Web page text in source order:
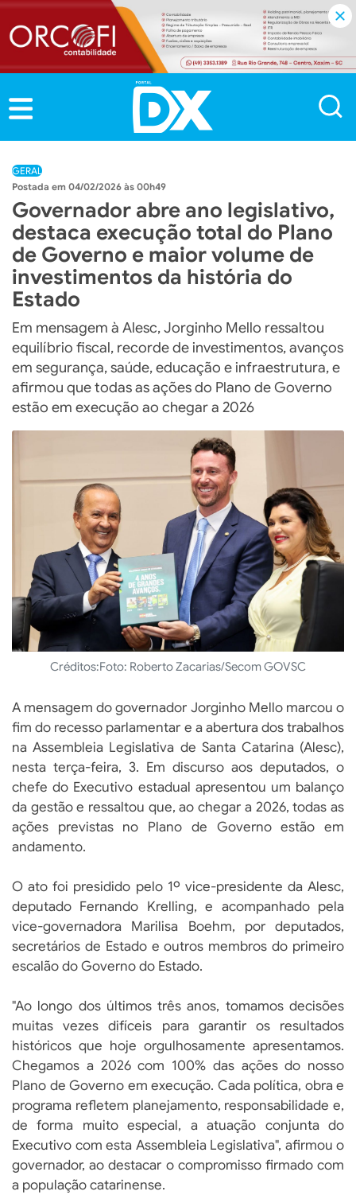
GERAL
04/02/2026 às 00h49
Governador abre ano legislativo,
destaca execução total do Plano
de Governo e maior volume de
investimentos da história do
Estado
Em mensagem à Alesc, Jorginho Mello ressaltou
equilíbrio fiscal, recorde de investimentos, avanços
em segurança, saúde, educação e infraestrutura, e
afirmou que todas as ações do Plano de Governo
estão em execução ao chegar a 2026
Créditos:Foto: Roberto Zacarias/Secom GOVSC
A mensagem do governador Jorginho Mello marcou o
fim do recesso parlamentar e a abertura dos trabalhos
na Assembleia Legislativa de Santa Catarina (Alesc),
nesta terça-feira, 3. Em discurso aos deputados, o
chefe do Executivo estadual apresentou um balanço
da gestão e ressaltou que, ao chegar a 2026, todas as
ações previstas no Plano de Governo estão em
andamento.
O ato foi presidido pelo 1º vice-presidente da Alesc,
deputado Fernando Krelling, e acompanhado pela
vice-governadora Marilisa Boehm, por deputados,
secretários de Estado e outros membros do primeiro
escalão do Governo do Estado.
"Ao longo dos últimos três anos, tomamos decisões
muitas vezes difíceis para garantir os resultados
históricos que hoje orgulhosamente apresentamos.
Chegamos a 2026 com 100% das ações do nosso
Plano de Governo em execução. Cada política, obra e
programa refletem planejamento, responsabilidade e,
de forma muito especial, a atuação conjunta do
Executivo com esta Assembleia Legislativa", afirmou o
governador, ao destacar o compromisso firmado com
a população catarinense.